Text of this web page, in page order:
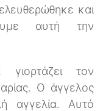
και
αυτή την
τον
Ο άγγελος
αγγελία. Αυτό